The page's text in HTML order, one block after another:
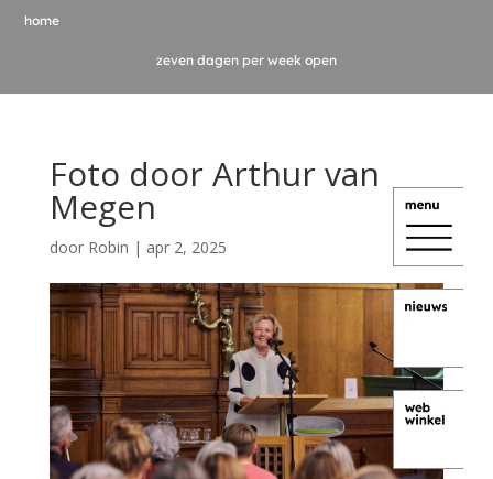
home
zeven dagen per week open
Foto door Arthur van
Megen
door Robin | apr 2, 2025